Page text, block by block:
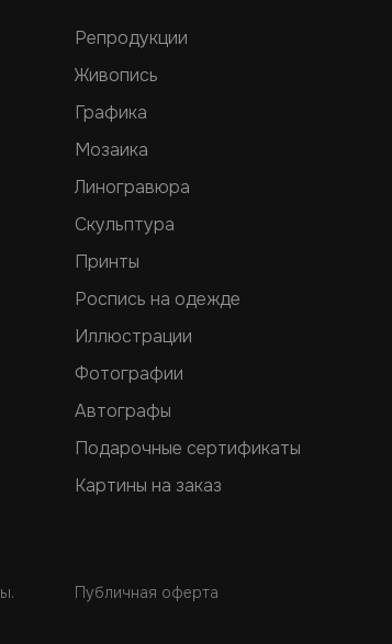
Репродукции
Живопись
Графика
Мозаика
Линогравюра
Скульптура
Принты
Роспись на одежде
Иллюстрации
Фотографии
Автографы
Подарочные сертификаты
Картины на заказ
Публичная оферта